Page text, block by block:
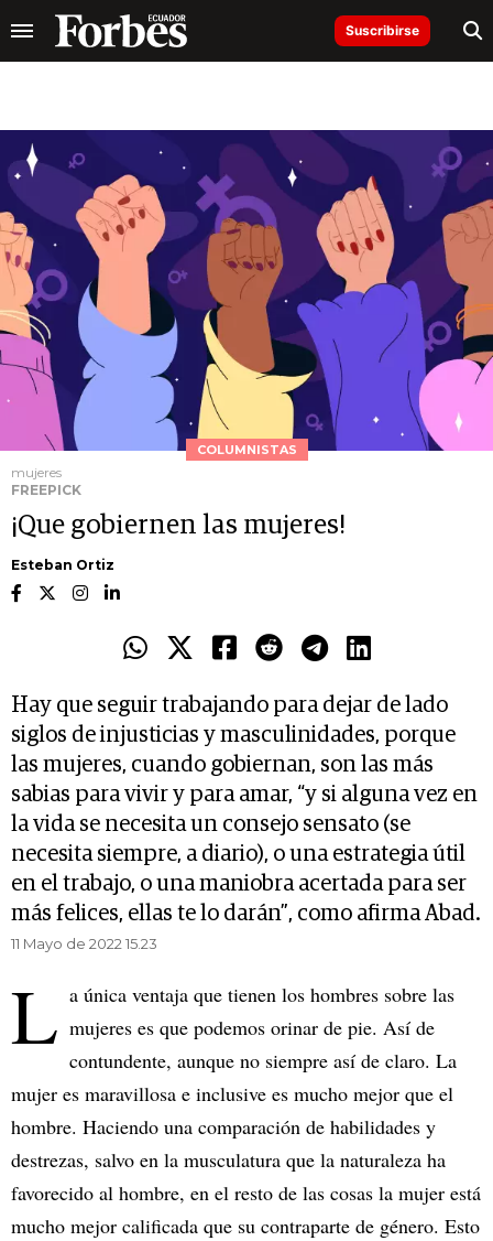
Suscribirse
COLUMNISTAS
mujeres
FREEPICK
¡Que gobiernen las mujeres!
Esteban Ortiz
Hay que seguir trabajando para dejar de lado
siglos de injusticias y masculinidades, porque
las mujeres, cuando gobiernan, son las más
sabias para vivir y para amar, “y si alguna vez en
la vida se necesita un consejo sensato (se
necesita siempre, a diario), o una estrategia útil
en el trabajo, o una maniobra acertada para ser
más felices, ellas te lo darán”, como afirma Abad.
11 Mayo de 2022 15.23
L a única ventaja que tienen los hombres sobre las
mujeres es que podemos orinar de pie. Así de
contundente, aunque no siempre así de claro. La
mujer es maravillosa e inclusive es mucho mejor que el
hombre. Haciendo una comparación de habilidades y
destrezas, salvo en la musculatura que la naturaleza ha
favorecido al hombre, en el resto de las cosas la mujer está
mucho mejor calificada que su contraparte de género. Esto